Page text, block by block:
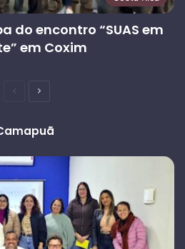
do encontro “SUAS em
em Coxim
PáginaPróxima